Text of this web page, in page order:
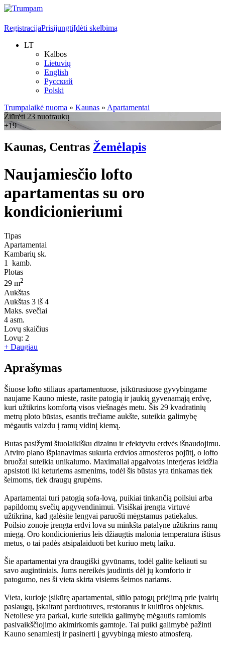
RegistracijaPrisijungtiĮdėti skelbimą
LT
Kalbos
Lietuvių
English
Русский
Polski
Trumpalaikė nuoma » Kaunas » Apartamentai
Žiūrėti 23 nuotraukų
+19
Kaunas, Centras Žemėlapis
Naujamiesčio lofto
apartamentas su oro
kondicionieriumi
Tipas
Apartamentai
Kambarių sk.
1
kamb.
Plotas
29 m2
Aukštas
Aukštas 3 iš 4
Maks. svečiai
4 asm.
Lovų skaičius
Lovų: 2
+ Daugiau
Aprašymas
Šiuose lofto stiliaus apartamentuose, įsikūrusiuose gyvybingame
naujame Kauno mieste, rasite patogią ir jaukią gyvenamąją erdvę,
kuri užtikrins komfortą visos viešnagės metu. Šis 29 kvadratinių
metrų ploto būstas, esantis trečiame aukšte, suteikia galimybę
mėgautis vaizdu į ramų vidinį kiemą.
Butas pasižymi šiuolaikišku dizainu ir efektyviu erdvės išnaudojimu.
Atviro plano išplanavimas sukuria erdvios atmosferos pojūtį, o lofto
bruožai suteikia unikalumo. Maximaliai apgalvotas interjeras leidžia
apsistoti iki keturiems asmenims, todėl šis būstas yra tinkamas tiek
šeimoms, tiek draugų grupėms.
Apartamentai turi patogią sofa-lovą, puikiai tinkančią poilsiui arba
papildomų svečių apgyvendinimui. Visiškai įrengta virtuvė
užtikrina, kad galėsite lengvai paruošti mėgstamus patiekalus.
Poilsio zonoje įrengta erdvi lova su minkšta patalyne užtikrins ramų
miegą. Oro kondicionierius leis džiaugtis malonia temperatūra ištisus
metus, o tai padės atsipalaiduoti bet kuriuo metų laiku.
Šie apartamentai yra draugiški gyvūnams, todėl galite keliauti su
savo augintiniais. Jums nereikės jaudintis dėl jų komforto ir
patogumo, nes ši vieta skirta visiems šeimos nariams.
Vieta, kurioje įsikūrę apartamentai, siūlo patogų priėjimą prie įvairių
paslaugų, įskaitant parduotuves, restoranus ir kultūros objektus.
Netoliese yra parkai, kurie suteikia galimybę mėgautis ramiomis
pasivaikščiojimo akimirkomis gamtoje. Tai puiki galimybė pažinti
Kauno senamiestį ir pasinerti į gyvybingą miesto atmosferą.